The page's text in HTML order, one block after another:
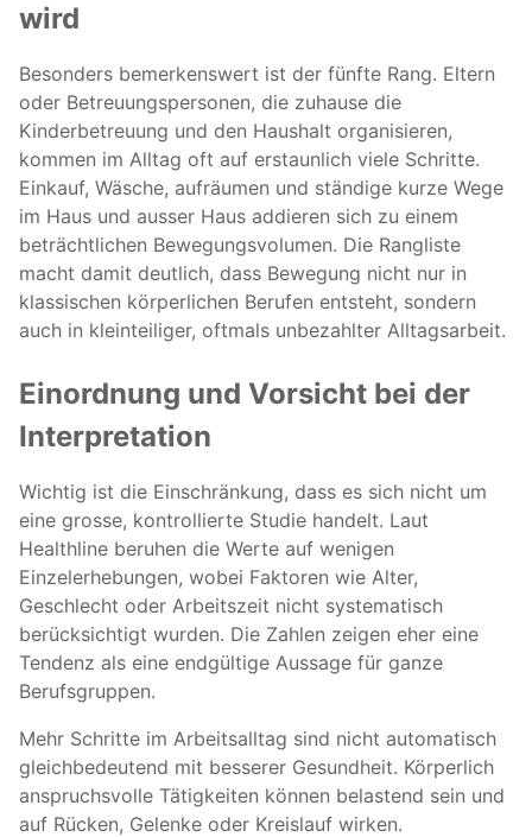
wird
Besonders bemerkenswert ist der fünfte Rang. Eltern
oder Betreuungspersonen, die zuhause die
Kinderbetreuung und den Haushalt organisieren,
kommen im Alltag oft auf erstaunlich viele Schritte.
Einkauf, Wäsche, aufräumen und ständige kurze Wege
im Haus und ausser Haus addieren sich zu einem
beträchtlichen Bewegungsvolumen. Die Rangliste
macht damit deutlich, dass Bewegung nicht nur in
klassischen körperlichen Berufen entsteht, sondern
auch in kleinteiliger, oftmals unbezahlter Alltagsarbeit.
Einordnung und Vorsicht bei der
Interpretation
Wichtig ist die Einschränkung, dass es sich nicht um
eine grosse, kontrollierte Studie handelt. Laut
Healthline beruhen die Werte auf wenigen
Einzelerhebungen, wobei Faktoren wie Alter,
Geschlecht oder Arbeitszeit nicht systematisch
berücksichtigt wurden. Die Zahlen zeigen eher eine
Tendenz als eine endgültige Aussage für ganze
Berufsgruppen.
Mehr Schritte im Arbeitsalltag sind nicht automatisch
gleichbedeutend mit besserer Gesundheit. Körperlich
anspruchsvolle Tätigkeiten können belastend sein und
auf Rücken, Gelenke oder Kreislauf wirken.